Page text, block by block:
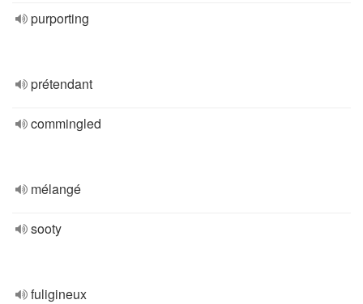
purporting
prétendant
commingled
mélangé
sooty
fuligineux